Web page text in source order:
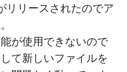
リリースされたのでア
が使用できないので
て新しいファイルを